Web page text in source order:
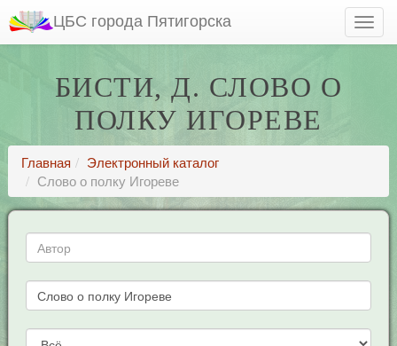
ЦБС города Пятигорска
БИСТИ, Д. СЛОВО О
ПОЛКУ ИГОРЕВЕ
Главная
Электронный каталог
Слово о полку Игореве